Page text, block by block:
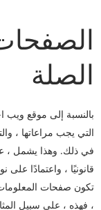
الصلة
بالنسبة إلى موقع ويب
التي يجب مراعاتها ،
في ذلك. وهذا يشمل ،
قانونيًا ، واعتمادًا
تكون صفحات المعلومات
، فهذه ، على سبيل